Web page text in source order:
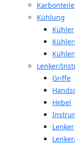
Karbonteile
Kühlung
Kühler
Lenker/
Griffe
Hebel
Lenker